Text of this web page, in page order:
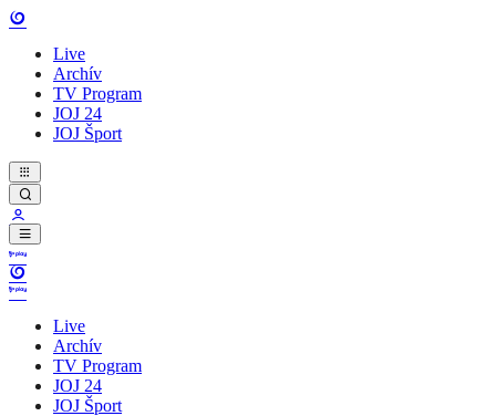
Live
Archív
TV Program
JOJ 24
JOJ Šport
Live
Archív
TV Program
JOJ 24
JOJ Šport